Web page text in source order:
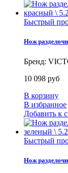
Быстрый
Нож
Бренд:
10 098 руб
В корзину
В избранное
Добавить к
Быстрый
Нож